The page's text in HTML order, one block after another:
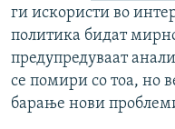
ги искористи во
политика бидат
предупредуваат
се помири со тоа, но
барање нови